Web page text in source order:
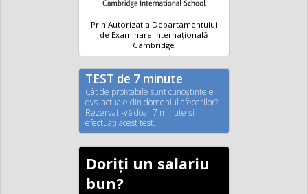
Prin Autorizația Departamentului
de Examinare Internațională
Cambridge
TEST de 7 minute
Cât de profitabile sunt cunoştinţele
dvs. actuale din domeniul afecerilor?
Rezervati-vă doar 7 minute şi
efectuaţi acest test.
Doriți un salariu
bun?